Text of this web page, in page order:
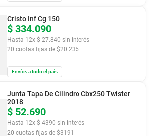
$ 334.090
Hasta 12x $ 27.840 sin interés
20 cuotas fijas de $20.235
Cristo Inf Cg 150
Envíos a todo el país
$ 52.690
Hasta 12x $ 4390 sin interés
20 cuotas fijas de $3191
Junta Tapa De Cilindro Cbx250 Twister
2018